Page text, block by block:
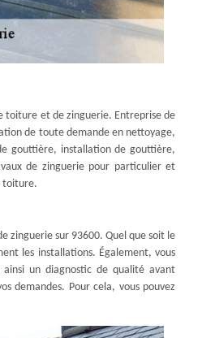
toiture et de zinguerie. Entreprise de
de toute demande en nettoyage,
gouttière, installation de gouttière,
de zinguerie pour particulier et
toiture.
zinguerie sur 93600. Quel que soit le
les installations. Également, vous
un diagnostic de qualité avant
demandes. Pour cela, vous pouvez